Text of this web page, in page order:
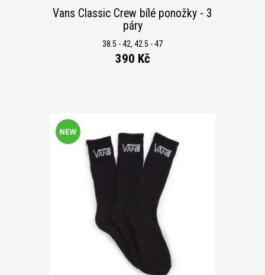
Vans Classic Crew bílé ponožky - 3
páry
38.5 - 42, 42.5 - 47
390 Kč